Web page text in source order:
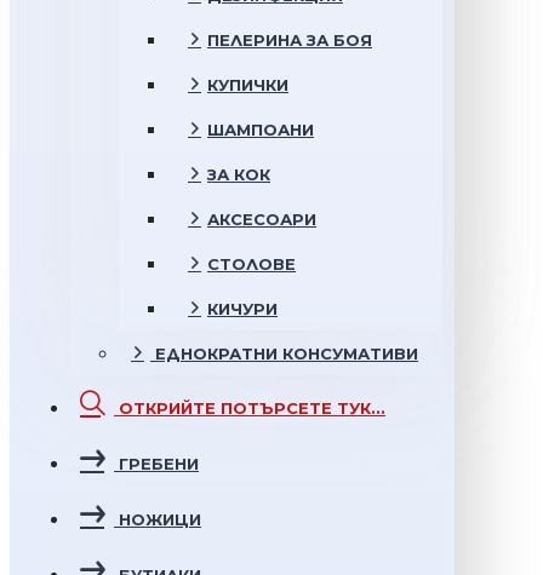
ПЕЛЕРИНА ЗА БОЯ
КУПИЧКИ
ШАМПОАНИ
ЗА КОК
АКСЕСОАРИ
СТОЛОВЕ
КИЧУРИ
ЕДНОКРАТНИ КОНСУМАТИВИ
ОТКРИЙТЕ ПОТЪРСЕТЕ ТУК...
ГРЕБЕНИ
НОЖИЦИ